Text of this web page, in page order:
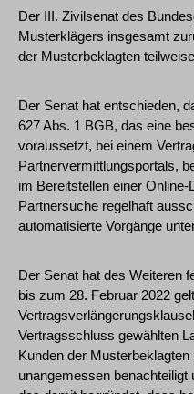
Der III. Zivilsenat des
Musterklägers insgesamt
der Musterbeklagten
Der Senat hat entschieden,
627 Abs. 1 BGB, das eine
voraussetzt, bei einem
Partnervermittlungsportals,
im Bereitstellen einer
Partnersuche regelhaft
automatisierte Vorgänge
Der Senat hat des Weiteren
bis zum 28. Februar 2022
Vertragsschluss gewählten
Kunden der
unangemessen